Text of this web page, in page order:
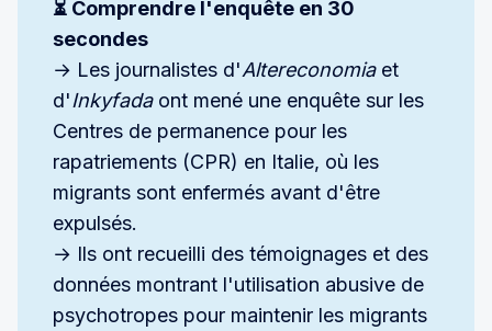
⏳ Comprendre l'enquête en 30
secondes
→ Les journalistes d'Altereconomiaet
d'Inkyfada ont mené une enquête sur les
Centres de permanence pour les
rapatriements (CPR) en Italie, où les
migrants sont enfermés avant d'être
expulsés.
→ Ils ont recueilli des témoignages et des
données montrant l'utilisation abusive de
psychotropes pour maintenir les migrants